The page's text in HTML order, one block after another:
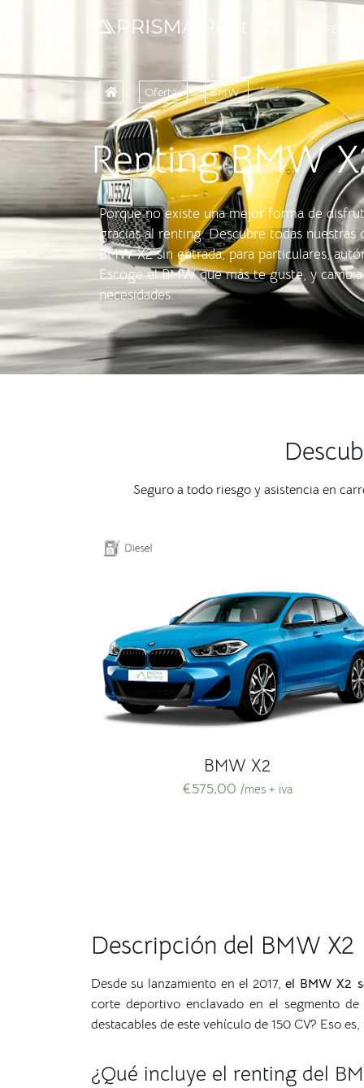
Ofertas BMW
Renting BMW
Porque no existe una mejor forma de
gracias al renting. Descubre todas
BMW X2 sin entrada, para particulares,
Escoge el BMW que más te guste, y
necesidades.
Seguro a todo riesgo y asistencia en
BMW X2
€575,00 /mes + iva
Descripción del BMW X2
Desde su lanzamiento en el 2017,el BMW X2
corte deportivo enclavado en el segmento
destacables de este vehículo de 150 CV? Eso
¿Qué incluye el renting del